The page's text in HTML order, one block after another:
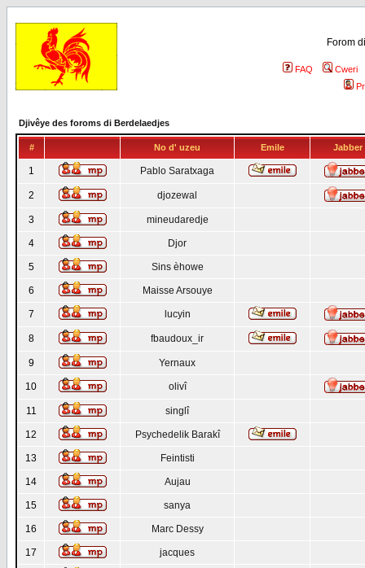
Forom
FAQ
Cweri
Djivêye des foroms di Berdelaedjes
# No d' uzeu Emile Jabber
1 Pablo Saratxaga
2 djozewal
3 mineudaredje
4 Djor
5 Sins èhowe
6 Maisse Arsouye
7 lucyin
8 fbaudoux_ir
9 Yernaux
10 olivî
11 singlî
12 Psychedelik Barakî
13 Feintisti
14 Aujau
15 sanya
16 Marc Dessy
17 jacques